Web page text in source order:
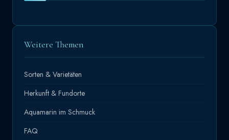
Weitere Themen
Sorten & Varietäten
Herkunft & Fundorte
Aquamarin im Schmuck
FAQ